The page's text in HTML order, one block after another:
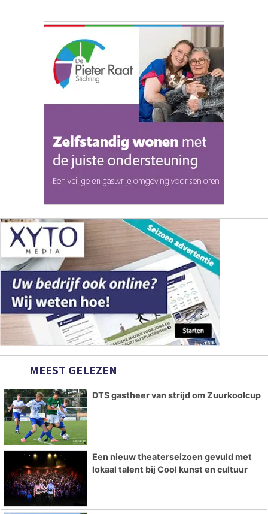
MEEST GELEZEN
DTS gastheer van strijd om Zuurkoolcup
Een nieuw theaterseizoen gevuld met
lokaal talent bij Cool kunst en cultuur